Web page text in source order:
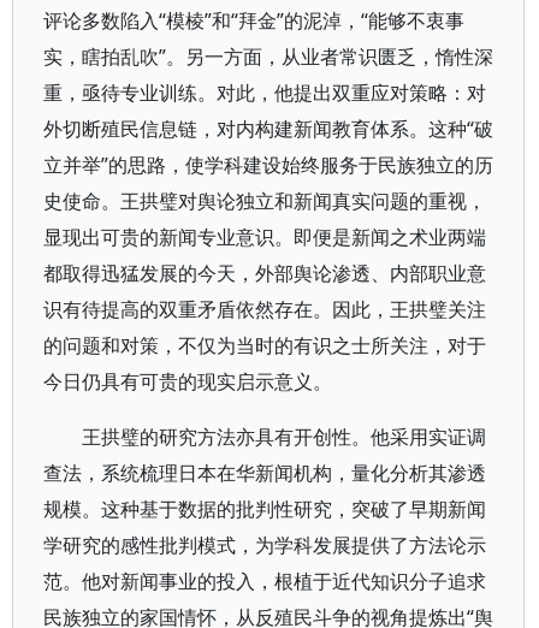
评论多数陷入“模棱”和“拜金”的泥淖，“能够不衷事
实，瞎拍乱吹”。另一方面，从业者常识匮乏，惰性深
重，亟待专业训练。对此，他提出双重应对策略：对
外切断殖民信息链，对内构建新闻教育体系。这种“破
立并举”的思路，使学科建设始终服务于民族独立的历
史使命。王拱璧对舆论独立和新闻真实问题的重视，
显现出可贵的新闻专业意识。即便是新闻之术业两端
都取得迅猛发展的今天，外部舆论渗透、内部职业意
识有待提高的双重矛盾依然存在。因此，王拱璧关注
的问题和对策，不仅为当时的有识之士所关注，对于
今日仍具有可贵的现实启示意义。
王拱璧的研究方法亦具有开创性。他采用实证调
查法，系统梳理日本在华新闻机构，量化分析其渗透
规模。这种基于数据的批判性研究，突破了早期新闻
学研究的感性批判模式，为学科发展提供了方法论示
范。他对新闻事业的投入，根植于近代知识分子追求
民族独立的家国情怀，从反殖民斗争的视角提炼出“舆